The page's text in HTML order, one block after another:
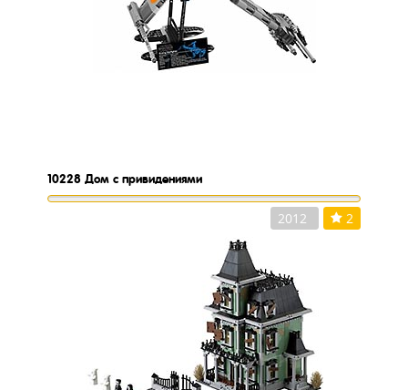
10228 Дом с привидениями
2012 2